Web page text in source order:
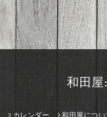
和田
カレンダー 和田屋につい